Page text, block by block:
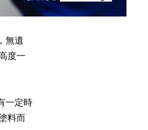
無遺
度一
一定時
料而